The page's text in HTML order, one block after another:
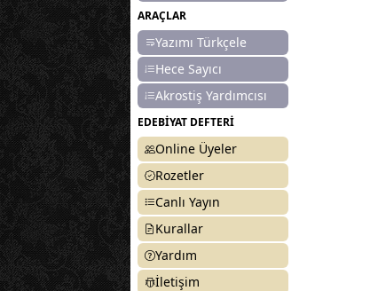
ARAÇLAR
Yazımı Türkçele
Hece Sayıcı
Akrostiş Yardımcısı
EDEBİYAT DEFTERİ
Online Üyeler
Rozetler
Canlı Yayın
Kurallar
Yardım
İletişim